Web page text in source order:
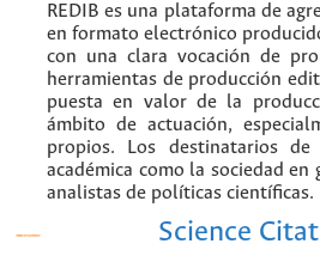
REDIB es una plataforma de
en formato electrónico
con una clara vocación de
herramientas de producción
puesta en valor de la
ámbito de actuación,
propios. Los destinatarios
académica como la sociedad
analistas de políticas científicas.
Science